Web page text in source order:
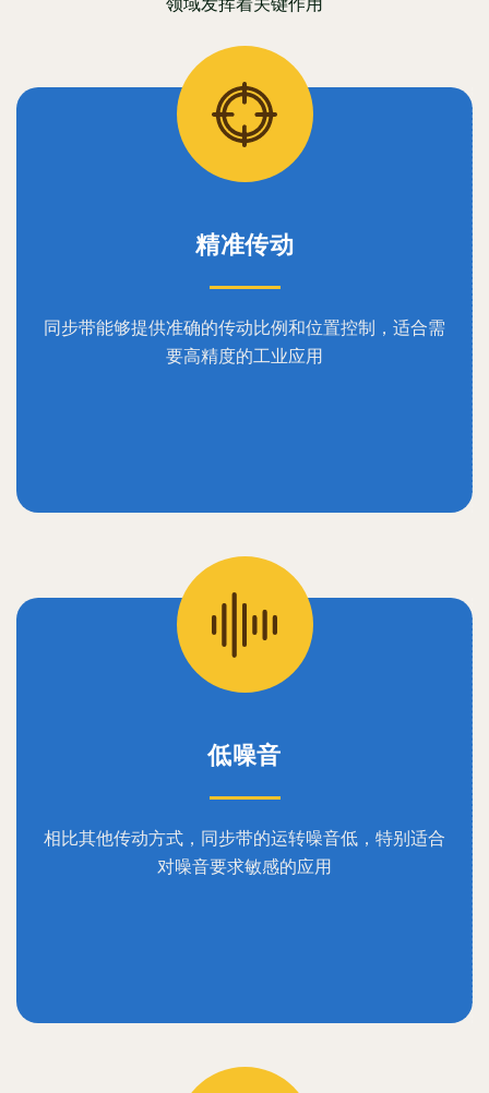
领域发挥着关键作用
精准传动
同步带能够提供准确的传动比例和位置控制，适合需
要高精度的工业应用
低噪音
相比其他传动方式，同步带的运转噪音低，特别适合
对噪音要求敏感的应用